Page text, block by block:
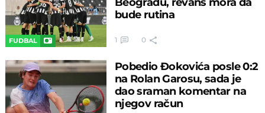
FUDBAL
bude rutina
1 0
Pobedio Đokovića posle 0:2
na Rolan Garosu, sada je
dao sraman komentar na
njegov račun